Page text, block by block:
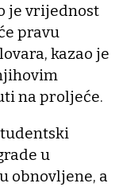
je vrijednost
pravu
kazao je
na proljeće.
u
obnovljene, a